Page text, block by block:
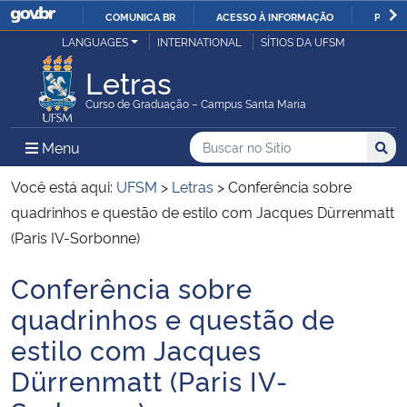
IR
COMUNICA BR ACESSO À INFORMAÇÃO
Ministério da Justiça e Segurança Pública
Ministério da Defesa
Ministério das Relações Exteriores
Ministério da Economia
Ministério da Infraestrutura
Ministério da Agricultura, Pecuária e Abastecimento
Ministério da Educação
LANGUAGES INTERNATIONAL SÍTIOS DA UFSM
Letras
Curso de Graduação – Campus Santa Maria
Menu Menu Principal do Sítio
Busca
Buscar no no Sítio
Busca:
Você está aqui: UFSM > Letras >Conferência sobre
quadrinhos e questão de estilo com Jacques Dürrenmatt
(Paris IV-Sorbonne)
Início do conteúdo
Conferência sobre
quadrinhos e questão de
estilo com Jacques
Dürrenmatt (Paris IV-